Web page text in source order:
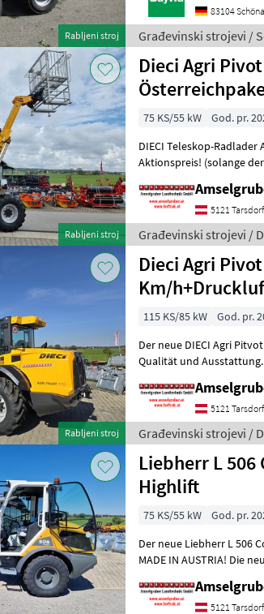
Rabljeni stroj
83104
Građevinski strojevi /
Rabljeni stroj
Dieci Agri
75 KS/55 kW God. pr.
DIECI Teleskop-
Aktionspreis! (solange
5121 Tarsdorf
Građevinski strojevi /
Rabljeni stroj
Dieci Agri
Km/
115 KS/85 kW God. pr.
Der neue DIECI Agri
Qualität und Ausstattung.
5121 Tarsdorf
Građevinski strojevi /
Liebherr L 506
Highlift
75 KS/55 kW God. pr.
Der neue Liebherr L 506
MADE IN AUSTRIA! Die
5121 Tarsdorf